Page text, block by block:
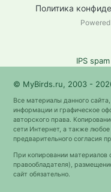
Политика
IPS spam
© MyBirds.ru, 2003 -
Все материалы данного
информации и графическое
авторского права.
сети Интернет, а также любое
предварительного согласия
При копировании материалов
правообладателя),
сайт обязательно.